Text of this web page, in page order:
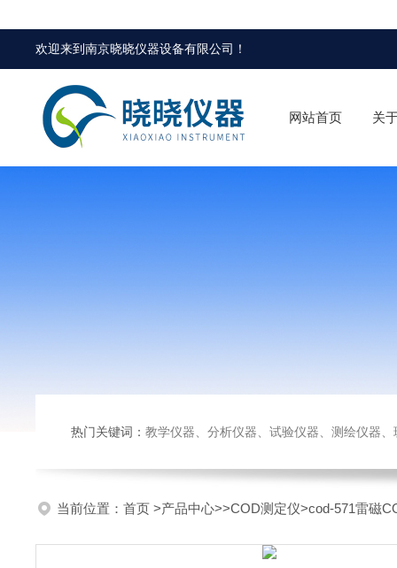
欢迎来到南京晓晓仪器设备有限公司 ！
网站首页 关
热门关键词： 教学仪器、分析仪器、试验仪器、测绘仪器、玻璃仪
当前位置： 首页 >产品中心>>COD测定仪>cod-571雷磁